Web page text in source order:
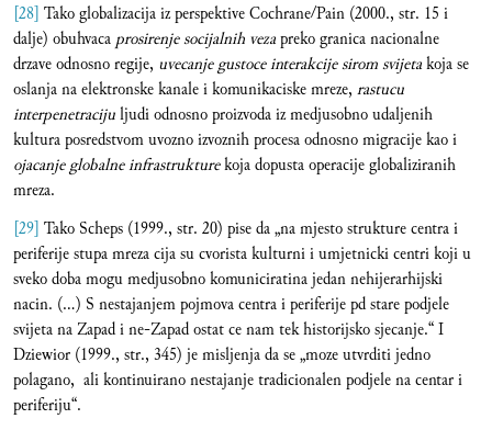
[28] Tako globalizacija iz perspektive Cochrane/Pain (2000., str. 15 i
dalje) obuhvaca prosirenje socijalnih vezapreko granica nacionalne
drzave odnosno regije, uvecanje gustoce interakcije sirom svijetakoja se
oslanja na elektronske kanale i komunikaciske mreze, rastucu
interpenetracijuljudi odnosno proizvoda iz medjusobno udaljenih
kultura posredstvom uvozno izvoznih procesa odnosno migracije kao i
ojacanje globalne infrastrukturekoja dopusta operacije globaliziranih
mreza.
[29] Tako Scheps (1999., str. 20) pise da „na mjesto strukture centra i
periferije stupa mreza cija su cvorista kulturni i umjetnicki centri koji u
sveko doba mogu medjusobno komuniciratina jedan nehijerarhijski
nacin. (…) S nestajanjem pojmova centra i periferije pd stare podjele
svijeta na Zapad i ne-Zapad ostat ce nam tek historijsko sjecanje.“ I
Dziewior (1999., str., 345) je misljenja da se „moze utvrditi jedno
polagano, ali kontinuirano nestajanje tradicionalen podjele na centar i
periferiju“.